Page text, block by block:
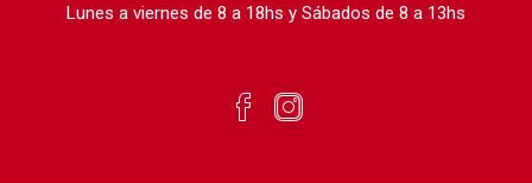
Lunes a viernes de 8 a 18hs y Sábados de 8 a 13hs